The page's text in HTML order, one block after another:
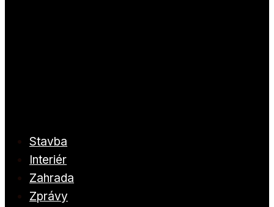
Stavba
Interiér
Zahrada
Zprávy